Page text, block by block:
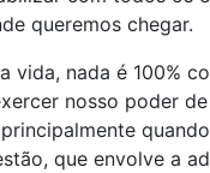
queremos chegar.
vida, nada é 100%
nosso poder
que envolve a